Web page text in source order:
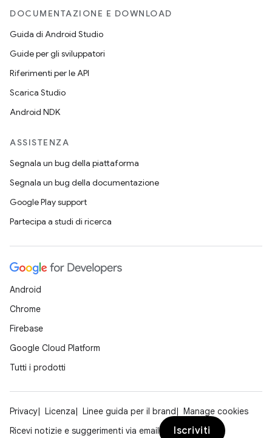
DOCUMENTAZIONE E DOWNLOAD
Guida di Android Studio
Guide per gli sviluppatori
Riferimenti per le API
Scarica Studio
Android NDK
ASSISTENZA
Segnala un bug della piattaforma
Segnala un bug della documentazione
Google Play support
Partecipa a studi di ricerca
Android
Chrome
Firebase
Google Cloud Platform
Tutti i prodotti
Privacy Licenza Linee guida per il brand
Manage cookies
Ricevi notizie e suggerimenti via email
Iscriviti